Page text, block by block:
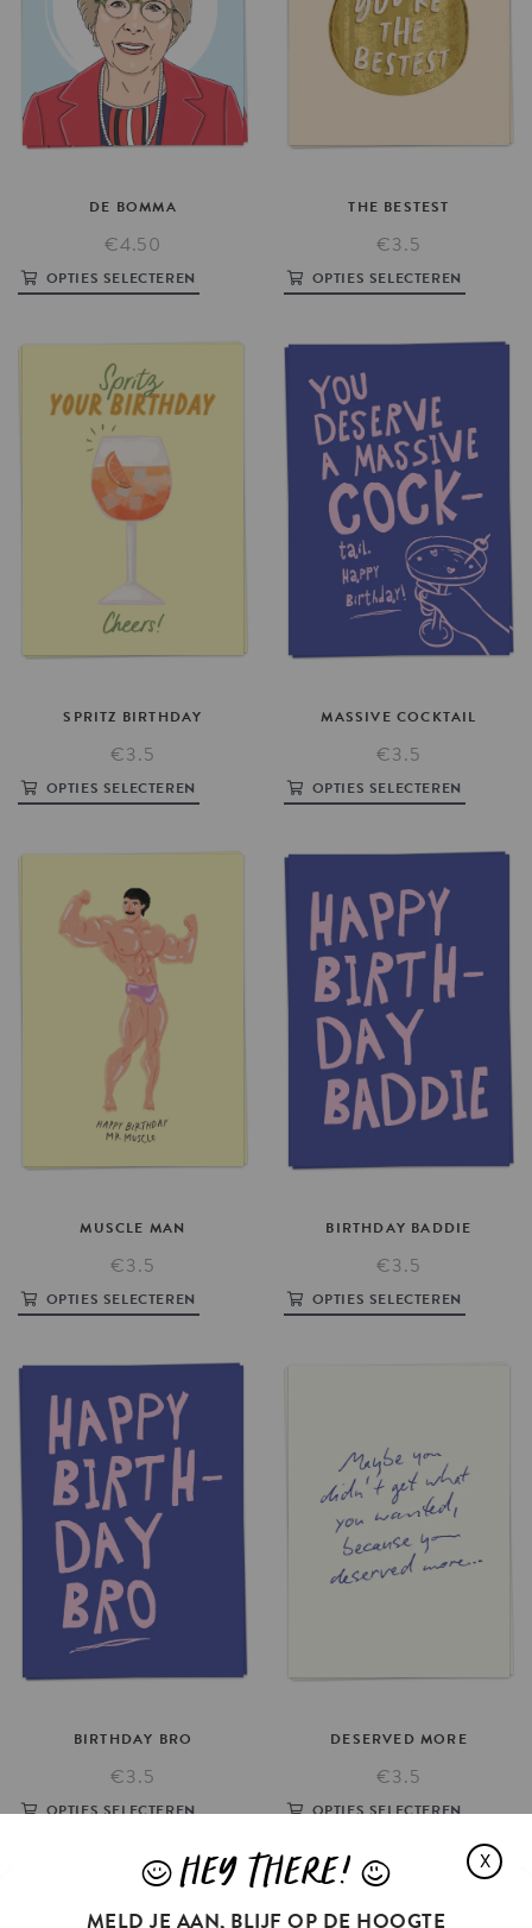
DE BOMMA
€4.50
OPTIES SELECTEREN
THE BESTEST
€3.5
OPTIES SELECTEREN
SPRITZ BIRTHDAY
€3.5
OPTIES SELECTEREN
MASSIVE COCKTAIL
€3.5
OPTIES SELECTEREN
MUSCLE MAN
€3.5
OPTIES SELECTEREN
BIRTHDAY BADDIE
€3.5
OPTIES SELECTEREN
BIRTHDAY BRO
€3.5
OPTIES SELECTEREN
DESERVED MORE
€3.5
OPTIES SELECTEREN
X
JHEY THERE! L
MELD JE AAN, BLIJF OP DE HOOGTE